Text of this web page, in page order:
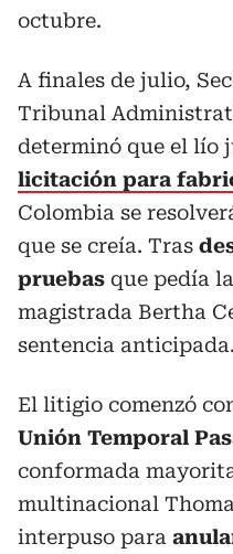
octubre.
A finales de julio,
Tribunal
determinó que el lío
licitación para
Colombia se
que se creía. Tras
pruebas que pedía
magistrada Bertha
sentencia anticipada.
El litigio comenzó
Unión Temporal
conformada
multinacional
interpuso para